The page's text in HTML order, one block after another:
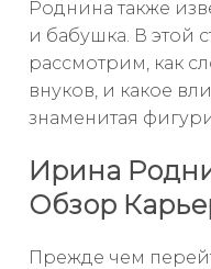
Роднина также
и бабушка. В этой
рассмотрим, как
внуков, и какое
знаменитая
Ирина
Обзор
Прежде чем